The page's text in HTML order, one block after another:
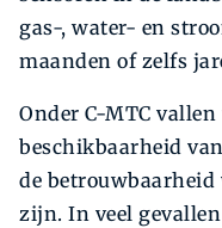
gas-, water- en
maanden of zelfs
Onder C-MTC
beschikbaarheid
de
zijn. In veel